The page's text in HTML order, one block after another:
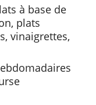
à base de
plats
vinaigrettes,